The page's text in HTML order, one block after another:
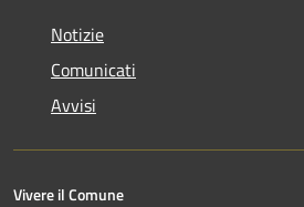
Notizie
Comunicati
Avvisi
Vivere il Comune